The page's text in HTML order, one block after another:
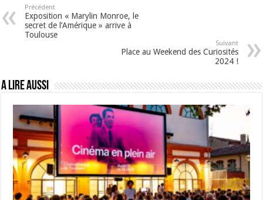
Précédent
Exposition « Marylin Monroe, le
secret de l’Amérique » arrive à
Toulouse
Suivant
Place au Weekend des Curiosités
2024 !
A lire aussi